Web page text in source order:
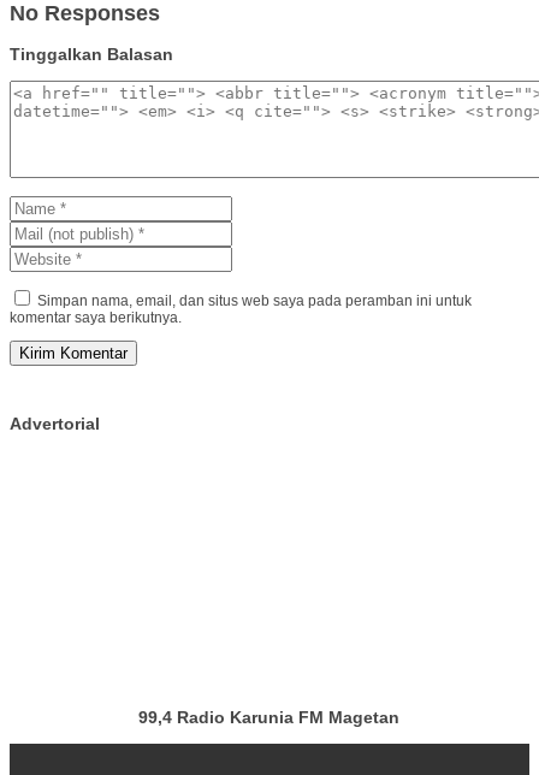
No Responses
Tinggalkan Balasan
Simpan nama, email, dan situs web saya pada peramban ini untuk
komentar saya berikutnya.
Advertorial
99,4 Radio Karunia FM Magetan